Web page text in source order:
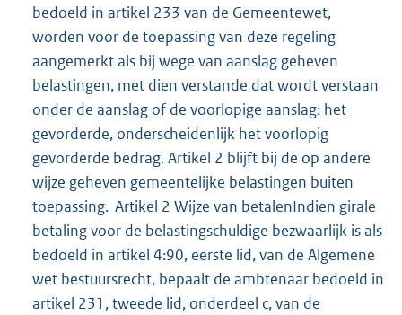
bedoeld in artikel 233 van de Gemeentewet,
worden voor de toepassing van deze regeling
aangemerkt als bij wege van aanslag geheven
belastingen, met dien verstande dat wordt verstaan
onder de aanslag of de voorlopige aanslag: het
gevorderde, onderscheidenlijk het voorlopig
gevorderde bedrag. Artikel 2 blijft bij de op andere
wijze geheven gemeentelijke belastingen buiten
toepassing. Artikel 2 Wijze van betalenIndien girale
betaling voor de belastingschuldige bezwaarlijk is als
bedoeld in artikel 4:90, eerste lid, van de Algemene
wet bestuursrecht, bepaalt de ambtenaar bedoeld in
artikel 231, tweede lid, onderdeel c, van de